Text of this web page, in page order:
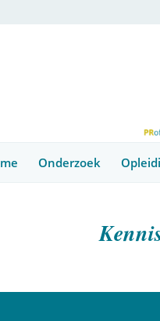
Onderzoek